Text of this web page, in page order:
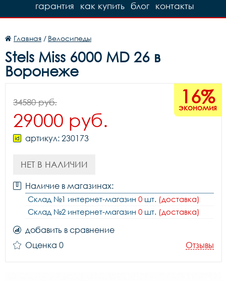
контакты
блог
как купить
гарантия
Главная / Велосипеды
Stels Miss 6000 MD 26 в
Воронеже
16%
экономия
34580 руб.
29000 руб.
артикул: 230173
НЕТ В НАЛИЧИИ
Наличие в магазинах:
Склад №1 интернет-магазин 0 шт. (доставка)
Склад №2 интернет-магазин 0 шт. (доставка)
добавить в сравнение
Оценка 0
Отзывы